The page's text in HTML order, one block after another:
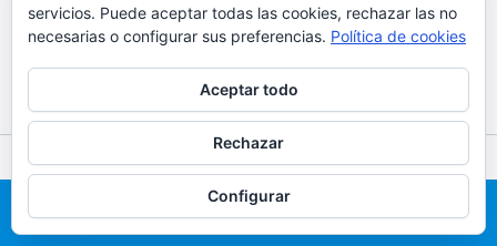
Todos los derechos © 2026 Alquiler de castillos hinchables en
Madrid | 691 203 386
servicios. Puede aceptar todas las cookies, rechazar las no
necesarias o configurar sus preferencias. Política de cookies
Aceptar todo
Rechazar
Configurar